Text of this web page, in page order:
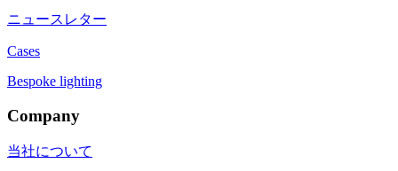
ニュースレター
Cases
Bespoke lighting
Company
当社について